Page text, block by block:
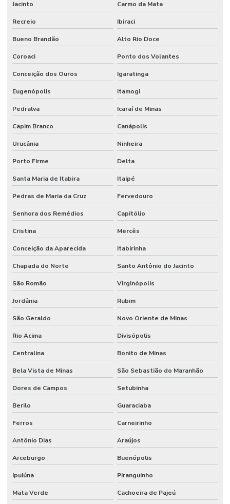
Jacinto Carmo da Mata
Recreio Ibiraci
Bueno Brandão Alto Rio Doce
Coroaci Ponto dos Volantes
Conceição dos Ouros Igaratinga
Eugenópolis Itamogi
Pedralva Icaraí de Minas
Capim Branco Canápolis
Urucânia Ninheira
Porto Firme Delta
Santa Maria de Itabira Itaipé
Pedras de Maria da Cruz Fervedouro
Senhora dos Remédios Capitólio
Cristina Mercês
Conceição da Aparecida Itabirinha
Chapada do Norte Santo Antônio do Jacinto
São Romão Virginópolis
Jordânia Rubim
São Geraldo Novo Oriente de Minas
Rio Acima Divisópolis
Centralina Bonito de Minas
Bela Vista de Minas São Sebastião do Maranhão
Dores de Campos Setubinha
Berilo Guaraciaba
Ferros Carneirinho
Antônio Dias Araújos
Arceburgo Buenópolis
Ipuiúna Piranguinho
Mata Verde Cachoeira de Pajeú